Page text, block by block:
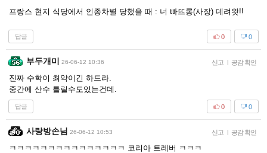
프랑스 현지 식당에서 인종차별 당했을 때 : 너 빠뜨롱(사장) 데려왓!!
답글 0
0
부두개미 26-06-12 10:36 신고 | 공감 확인
진짜 수학이 최악이긴 하드라.
중간에 산수 틀릴수도있는건데.
답글 0
0
사랑방손님 26-06-12 10:53 신고 | 공감 확인
ㅋㅋㅋㅋㅋㅋㅋㅋㅋㅋㅋㅋㅋㅋㅋ 코리아 트레버 ㅋㅋㅋ